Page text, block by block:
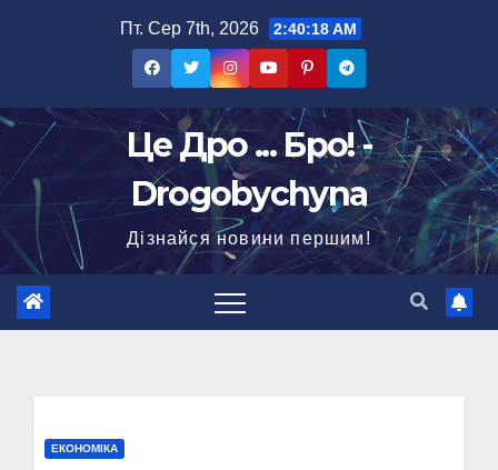
Пт. Сер 7th, 2026 2:40:19 AM
Це Дро ... Бро! -
Drogobychyna
Дізнайся новини першим!
ЕКОНОМІКА